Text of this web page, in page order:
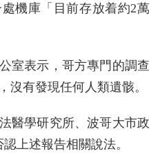
機庫「目前存放着約2萬
室表示，哥方專門的調查
沒有發現任何人類遺骸。
醫學研究所、波哥大市政
上述報告相關說法。